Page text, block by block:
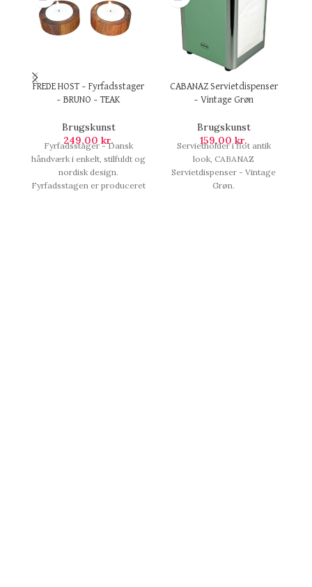
FREDE HOST – Fyrfadsstager
– BRUNO – TEAK
Brugskunst
249,00 kr.
Fyrfadsstager - Dansk
håndværk i enkelt, stilfuldt og
nordisk design.
Fyrfadsstagen er produceret
CABANAZ Servietdispenser
– Vintage Grøn
Brugskunst
159,00kr.
Servietholder i flot antik
look, CABANAZ
Servietdispenser - Vintage
Grøn.